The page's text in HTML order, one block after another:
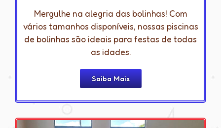
Mergulhe na alegria das bolinhas! Com
vários tamanhos disponíveis, nossas piscinas
de bolinhas são ideais para festas de todas
as idades.
Saiba Mais